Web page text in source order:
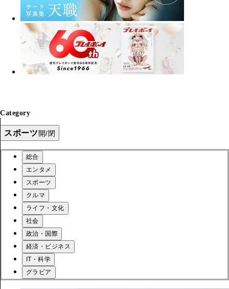
Category
スポーツ開/閉
総合
エンタメ
スポーツ
クルマ
ライフ・文化
社会
政治・国際
経済・ビジネス
IT・科学
グラビア